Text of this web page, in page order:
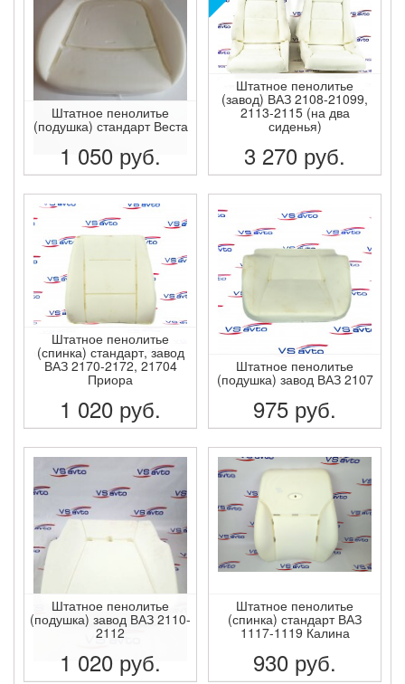
Штатное пенолитье
(подушка) стандарт Веста
1 050 руб.
ПОДРОБНЕЕ
Штатное пенолитье
(завод) ВАЗ 2108-21099,
2113-2115 (на два
сиденья)
3 270 руб.
ПОДРОБНЕЕ
Штатное пенолитье
(спинка) стандарт, завод
ВАЗ 2170-2172, 21704
Приора
1 020 руб.
ПОДРОБНЕЕ
Штатное пенолитье
(подушка) завод ВАЗ 2107
975 руб.
ПОДРОБНЕЕ
Штатное пенолитье
(подушка) завод ВАЗ 2110-
2112
1 020 руб.
Штатное пенолитье
(спинка) стандарт ВАЗ
1117-1119 Калина
930 руб.